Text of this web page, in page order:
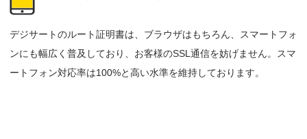
デジサートのルート証明書は、ブラウザはもちろん、スマートフォ
ンにも幅広く普及しており、お客様のSSL通信を妨げません。スマ
ートフォン対応率は100%と高い水準を維持しております。